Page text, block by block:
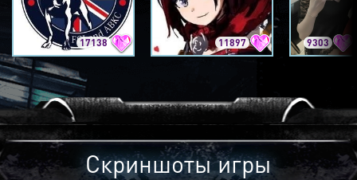
17138 11897 9303
Скриншоты игры